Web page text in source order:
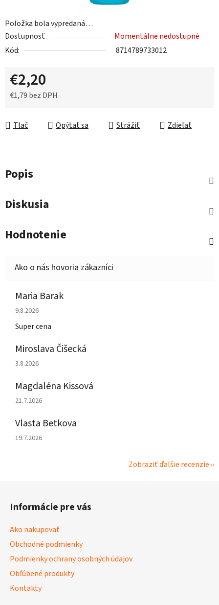
Položka bola vypredaná…
Dostupnosť
Momentálne nedostupné
Kód:
8714789733012
€2,20
€1,79 bez DPH
Tlač
Opýtať sa Strážiť Zdieľať
Popis
Diskusia
Hodnotenie
Maria Barak
Hodnotenie obchodu je 5 z 5 hviezdičiek.
9.8.2026
Super cena
Miroslava Čišecká
Hodnotenie obchodu je 1 z 5 hviezdičiek.
3.8.2026
Magdaléna Kissová
Hodnotenie obchodu je 5 z 5 hviezdičiek.
21.7.2026
Vlasta Betkova
Hodnotenie obchodu je 5 z 5 hviezdičiek.
19.7.2026
Zobraziť ďalšie recenzie
Informácie pre vás
Ako nakupovať
Obchodné podmienky
Podmienky ochrany osobných údajov
Obľúbené produkty
Kontakty